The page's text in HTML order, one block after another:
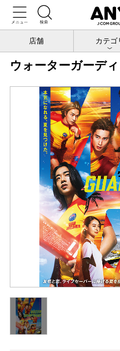
店舗 カテゴ
トップ チケットポート 映画
ウォーターガーデ